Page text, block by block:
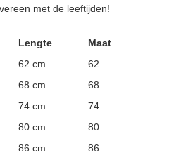
met de leeftijden!
Lengte
Maat
62 cm.
62
68 cm.
68
74 cm.
74
80 cm.
80
86 cm.
86